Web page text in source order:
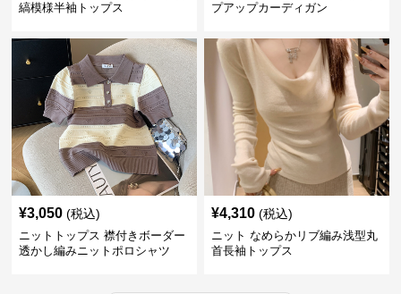
縞模様半袖トップス
プアップカーディガン
¥3,050 (税込)
ニットトップス 襟付きボーダー
透かし編みニットポロシャツ
¥4,310 (税込)
ニット なめらかリブ編み浅型丸
首長袖トップス